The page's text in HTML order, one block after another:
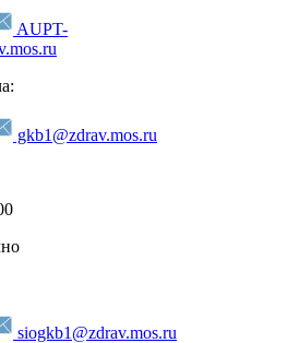
AUPT-
gkb1@zdrav.mos.ru
siogkb1@zdrav.mos.ru